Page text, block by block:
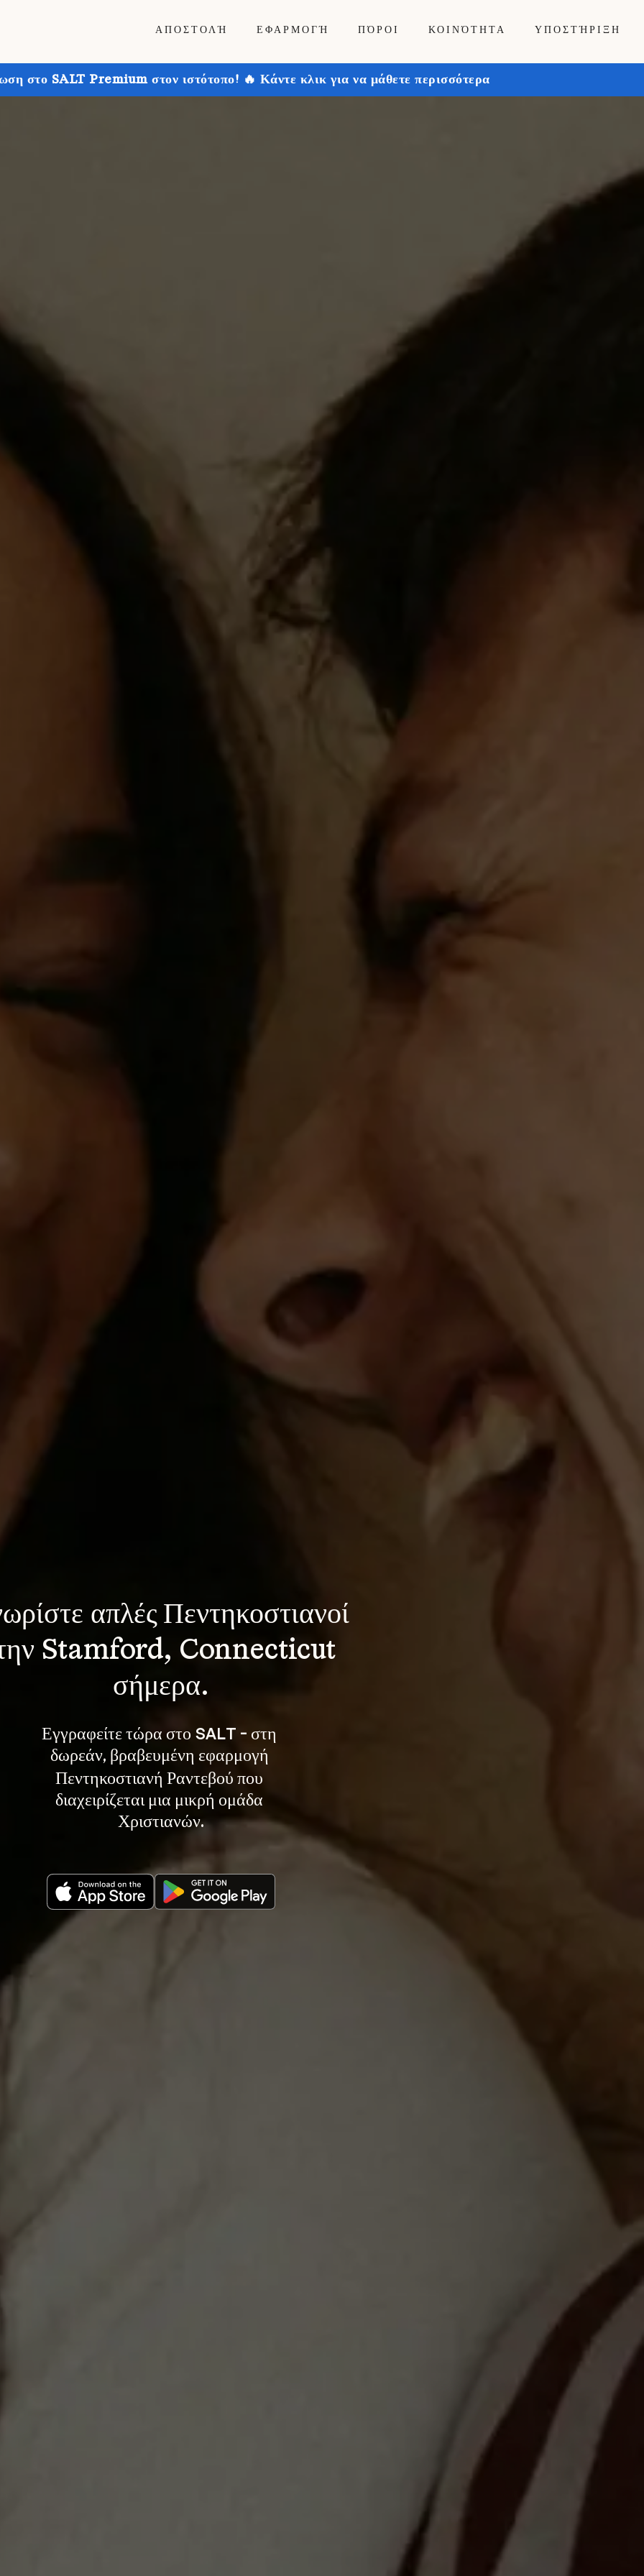
ΑΠΟΣΤΟΛΉ ΕΦΑΡΜΟΓΉ ΠΌΡΟΙ ΚΟΙΝΌΤΗΤΑ ΥΠΟΣΤΉΡΙΞΗ
στο SALT Premium στον ιστότοπο! 🔥 Κάντε κλικ για να μάθετε περισσότερα
απλές Πεντηκοστιανοί
Stamford, Connecticut
σήμερα.
Εγγραφείτε τώρα στο SALT - στη
δωρεάν, βραβευμένη εφαρμογή
Πεντηκοστιανή Ραντεβού που
διαχειρίζεται μια μικρή ομάδα
Χριστιανών.